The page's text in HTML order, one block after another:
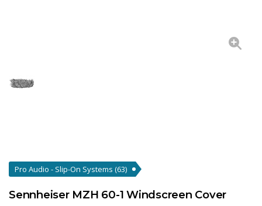
Pro Audio - Slip-On Systems (63)
Sennheiser MZH 60-1 Windscreen Cover